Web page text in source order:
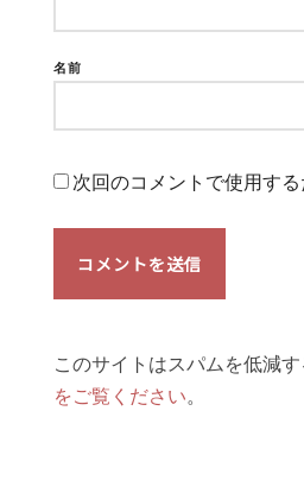
名前
次回のコメントで使用す
このサイトはスパムを低減
をご覧ください。